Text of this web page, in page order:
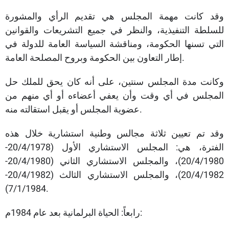
وقد كانت مهمة المجلس هي تقديم الرأي والمشورة
للسلطة التنفيذية، والنظر في جميع التشريعات والقوانين
التي تسنها الحكومة، ومناقشة السياسة العامة للدولة في
إطار التعاون بين الحكومة وبروح المصلحة العامة.
وكانت مدة المجلس سنتين، على أنه كان يحق للملك حل
المجلس في أي وقت وأن يعفي أعضاءه أو أي منهم من
عضوية المجلس أو يقبل استقالته منه.
وقد تم تعيين ثلاثة مجالس وطنية استشارية خلال هذه
الفترة، هي: المجلس الاستشاري الأول (20/4/1978-
20/4/1980)، والمجلس الاستشاري الثاني (20/4/1980-
20/4/1982)، والمجلس الاستشاري الثالث (20/4/1982-
7/1/1984).
رابعاً: الحياة البرلمانية بعد عام 1984م: